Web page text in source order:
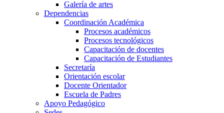
Galería de artes
Dependencias
Coordinación Académica
Procesos académicos
Procesos tecnológicos
Capacitación de docentes
Capacitación de Estudiantes
Secretaría
Orientación escolar
Docente Orientador
Escuela de Padres
Apoyo Pedagógico